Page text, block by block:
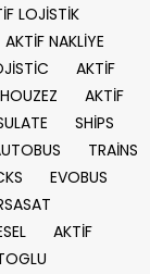
LOJİSTİK
AKTİF NAKLİYE
AKTİF
HOUZEZ
AKTİF
SHİPS
TRAİNS
EVOBUS
AKTİF